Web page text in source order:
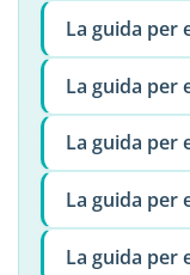
La guida per
La guida per
La guida per
La guida per
La guida per